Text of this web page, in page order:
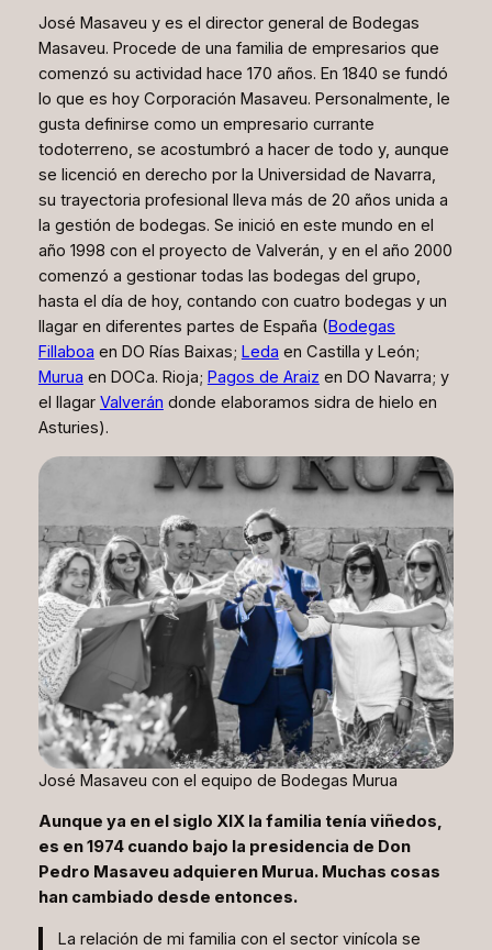
José Masaveu y es el director general de Bodegas
Masaveu. Procede de una familia de empresarios que
comenzó su actividad hace 170 años. En 1840 se fundó
lo que es hoy Corporación Masaveu. Personalmente, le
gusta definirse como un empresario currante
todoterreno, se acostumbró a hacer de todo y, aunque
se licenció en derecho por la Universidad de Navarra,
su trayectoria profesional lleva más de 20 años unida a
la gestión de bodegas. Se inició en este mundo en el
año 1998 con el proyecto de Valverán, y en el año 2000
comenzó a gestionar todas las bodegas del grupo,
hasta el día de hoy, contando con cuatro bodegas y un
llagar en diferentes partes de España (Bodegas
Fillaboa en DO Rías Baixas; Leda en Castilla y León;
Murua en DOCa. Rioja; Pagos de Araiz en DO Navarra; y
el llagar Valverán donde elaboramos sidra de hielo en
Asturies).
José Masaveu con el equipo de Bodegas Murua
Aunque ya en el siglo XIX la familia tenía viñedos,
es en 1974 cuando bajo la presidencia de Don
Pedro Masaveu adquieren Murua. Muchas cosas
han cambiado desde entonces.
La relación de mi familia con el sector vinícola se